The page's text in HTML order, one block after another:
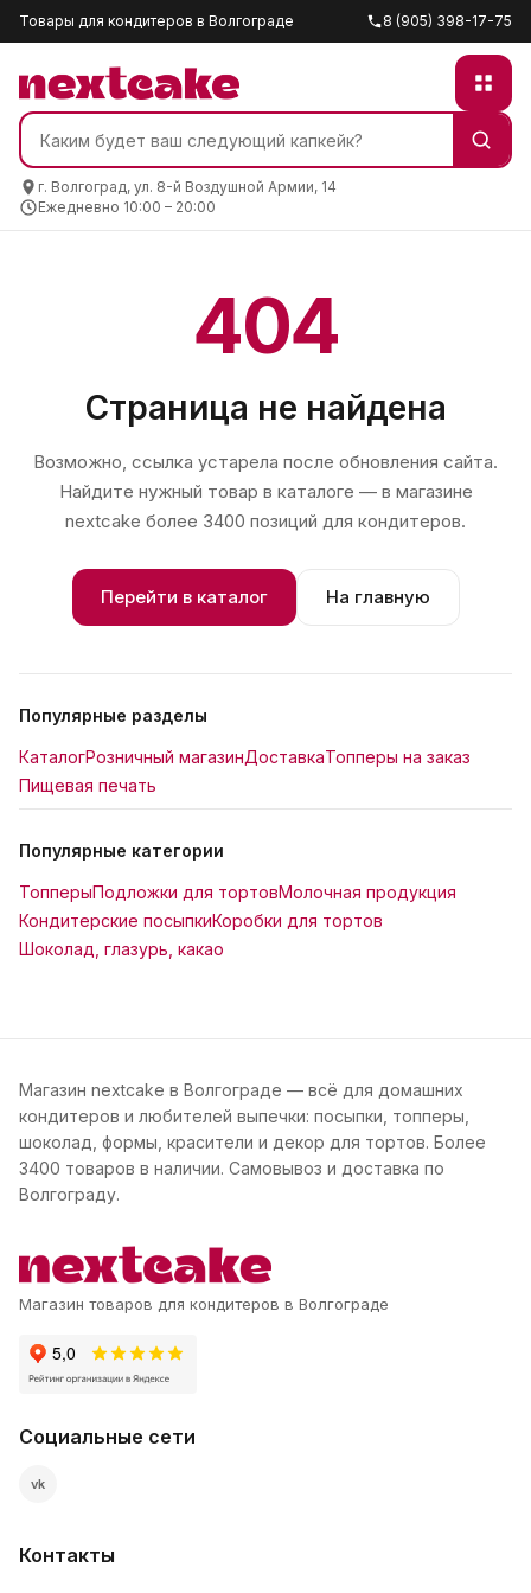
Товары для кондитеров в Волгограде 8 (905) 398-17-75
г. Волгоград, ул. 8-й Воздушной Армии, 14
Ежедневно 10:00 – 20:00
404
Страница не найдена
Возможно, ссылка устарела после обновления сайта.
Найдите нужный товар в каталоге — в магазине
nextcake более 3400 позиций для кондитеров.
Перейти в каталог На главную
Популярные разделы
КаталогРозничный магазинДоставкаТопперы на заказ
Пищевая печать
Популярные категории
ТопперыПодложки для тортовМолочная продукция
Кондитерские посыпкиКоробки для тортов
Шоколад, глазурь, какао
Магазин nextcake в Волгограде — всё для домашних
кондитеров и любителей выпечки: посыпки, топперы,
шоколад, формы, красители и декор для тортов. Более
3400 товаров в наличии. Самовывоз и доставка по
Волгограду.
Магазин товаров для кондитеров в Волгограде
Социальные сети
vk
Контакты